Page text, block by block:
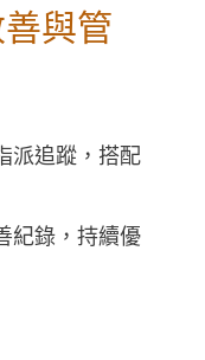
與管
派追蹤，搭配
紀錄，持續優